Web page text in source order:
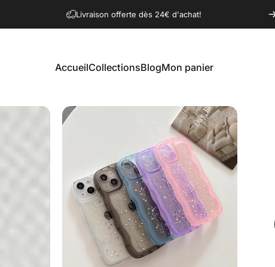
Livraison offerte dès 24€ d'achat!
Une question? Contactez-nous!
AccueilCollectionsBlogMon panier